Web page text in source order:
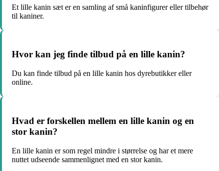
Et lille kanin sæt er en samling af små kaninfigurer eller tilbehør
til kaniner.
Hvor kan jeg finde tilbud på en lille kanin?
Du kan finde tilbud på en lille kanin hos dyrebutikker eller
online.
Hvad er forskellen mellem en lille kanin og en
stor kanin?
En lille kanin er som regel mindre i størrelse og har et mere
nuttet udseende sammenlignet med en stor kanin.